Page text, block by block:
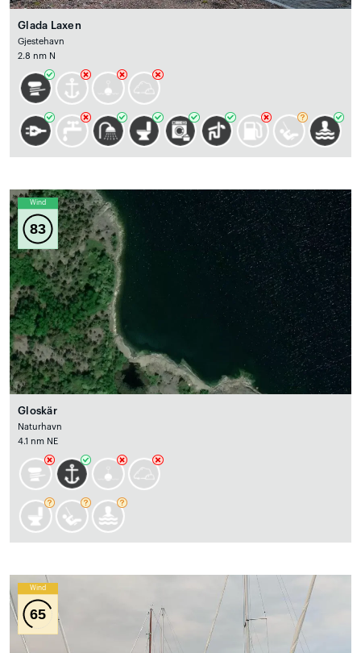
Glada Laxen
Gjestehavn
2.8 nm N
Wind
83
Gloskär
Naturhavn
4.1 nm NE
Wind
65